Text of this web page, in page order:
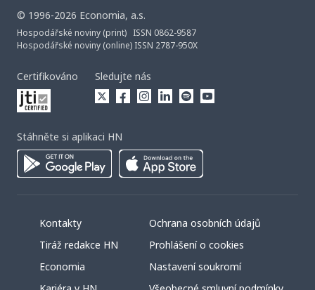
© 1996-2026 Economia, a.s.
Hospodářské noviny (print) ISSN 0862-9587
Hospodářské noviny (online) ISSN 2787-950X
Certifikováno Sledujte nás
Stáhněte si aplikaci HN
Kontakty
Tiráž redakce HN
Economia
Ochrana osobních údajů
Prohlášení o cookies
Nastavení soukromí